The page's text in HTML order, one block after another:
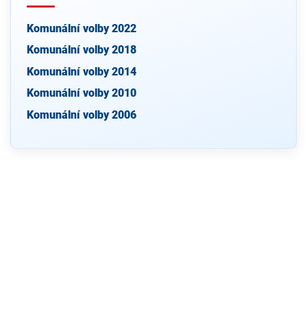
Komunální volby 2022
Komunální volby 2018
Komunální volby 2014
Komunální volby 2010
Komunální volby 2006